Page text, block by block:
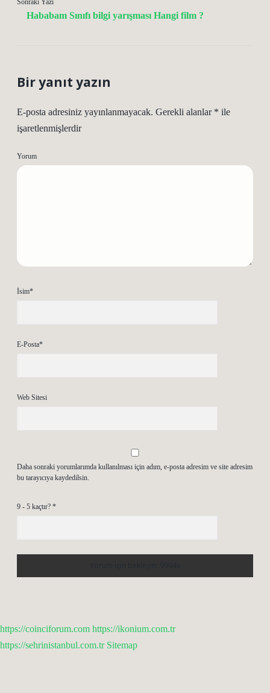
Sonraki Yazı
Hababam Sınıfı bilgi yarışması Hangi film ?
Bir yanıt yazın
E-posta adresiniz yayınlanmayacak. Gerekli alanlar * ile
işaretlenmişlerdir
Yorum
İsim*
E-Posta*
Web Sitesi
Daha sonraki yorumlarımda kullanılması için adım, e-posta adresim ve site adresim
bu tarayıcıya kaydedilsin.
9 - 5 kaçtır? *
https://coinciforum.com https://ikonium.com.tr
https://sehrinistanbul.com.tr Sitemap